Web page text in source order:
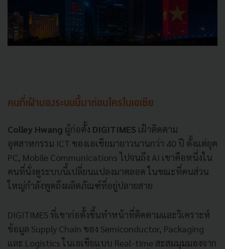
คนที่เฝ้ามองระบบนี้มาก่อนใครในเอเชีย
Colley Hwang ผู้ก่อตั้ง DIGITIMES เฝ้าติดตาม
อุตสาหกรรม ICT ของเอเชียมายาวนานกว่า 40 ปี ตั้งแต่ยุค
PC, Mobile Communications ไปจนถึง AI เขาคือหนึ่งใน
คนที่นั่งดูระบบนี้เปลี่ยนแปลงมาตลอด ในขณะที่คนส่วน
ใหญ่กำลังพูดถึงผลิตภัณฑ์ที่อยู่ปลายสาย
DIGITIMES ที่เขาก่อตั้งขึ้นทำหน้าที่ติดตามและวิเคราะห์
ข้อมูล Supply Chain ของ Semiconductor, Packaging
และ Logistics ในเอเชียแบบ Real-time สะสมมุมมองจาก